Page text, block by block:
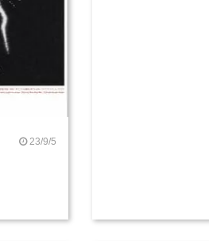
23/9/5